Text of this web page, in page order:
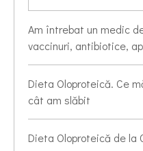
Am întrebat un medic
vaccinuri, antibiotice,
Dieta Oloproteică. Ce
cât am slăbit
Dieta Oloproteică de la